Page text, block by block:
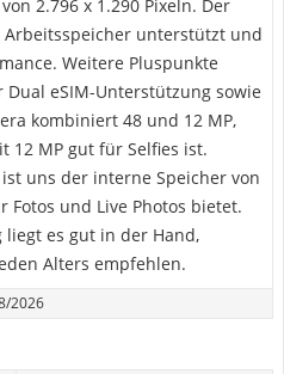
2.796 x 1.290 Pixeln. Der
Arbeitsspeicher unterstützt und
Weitere Pluspunkte
eSIM-Unterstützung sowie
kombiniert 48 und 12 MP,
12 MP gut für Selfies ist.
uns der interne Speicher von
Fotos und Live Photos bietet.
liegt es gut in der Hand,
Alters empfehlen.
2026